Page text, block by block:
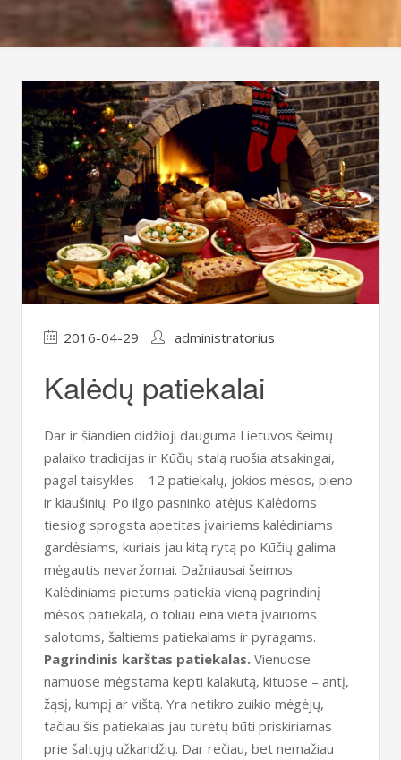
2016-04-29 administratorius
Kalėdų patiekalai
Dar ir šiandien didžioji dauguma Lietuvos šeimų
palaiko tradicijas ir Kūčių stalą ruošia atsakingai,
pagal taisykles – 12 patiekalų, jokios mėsos, pieno
ir kiaušinių. Po ilgo pasninko atėjus Kalėdoms
tiesiog sprogsta apetitas įvairiems kalėdiniams
gardėsiams, kuriais jau kitą rytą po Kūčių galima
mėgautis nevaržomai. Dažniausai šeimos
Kalėdiniams pietums patiekia vieną pagrindinį
mėsos patiekalą, o toliau eina vieta įvairioms
salotoms, šaltiems patiekalams ir pyragams.
Pagrindinis karštas patiekalas. Vienuose
namuose mėgstama kepti kalakutą, kituose – antį,
žąsį, kumpį ar vištą. Yra netikro zuikio mėgėjų,
tačiau šis patiekalas jau turėtų būti priskiriamas
prie šaltųjų užkandžių. Dar rečiau, bet nemažiau